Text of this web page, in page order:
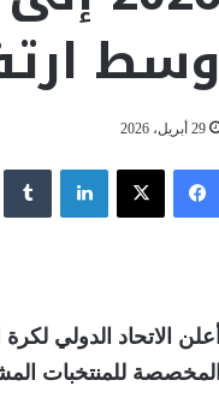
وسط
29 أبريل، 2026
فيسبوك ‫X لينكدإن
أعلن الاتحاد الدولي